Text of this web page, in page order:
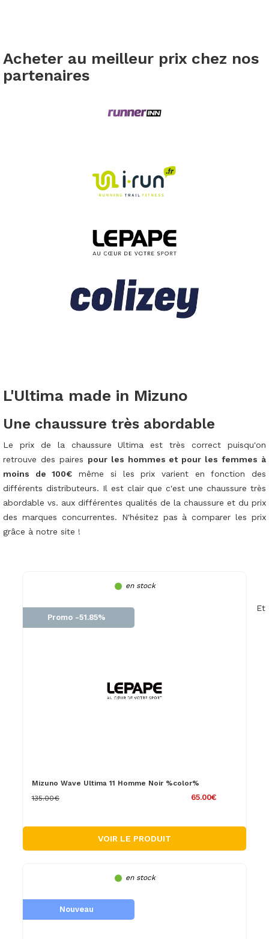
Acheter au meilleur prix chez nos
partenaires
L'Ultima made in Mizuno
Une chaussure très abordable
Le prix de la chaussure Ultima est très correct puisqu'on
retrouve des paires pour les hommes et pour les femmes à
moins de 100€ même si les prix varient en fonction des
différents distributeurs. Il est clair que c'est une chaussure très
abordable vs. aux différentes qualités de la chaussure et du prix
des marques concurrentes. N'hésitez pas à comparer les prix
grâce à notre site !
en stock
Promo -51.85%
Mizuno Wave Ultima 11 Homme Noir %color%
65.00€
135.00€
VOIR LE PRODUIT
en stock
Nouveau
Et